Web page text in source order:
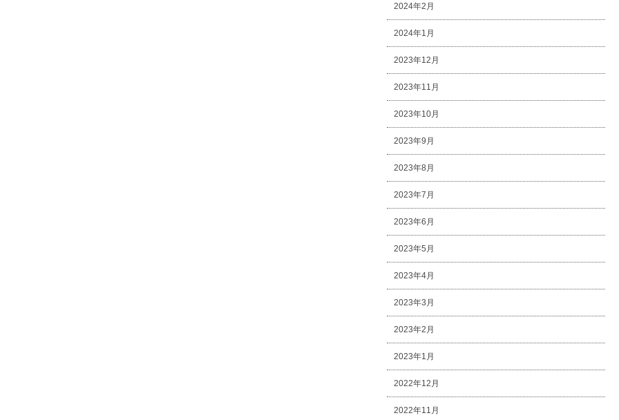
2024年2月
2024年1月
2023年12月
2023年11月
2023年10月
2023年9月
2023年8月
2023年7月
2023年6月
2023年5月
2023年4月
2023年3月
2023年2月
2023年1月
2022年12月
2022年11月